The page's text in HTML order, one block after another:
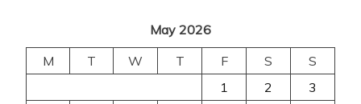
May 2026
M
T W T F S
S
1
2
3